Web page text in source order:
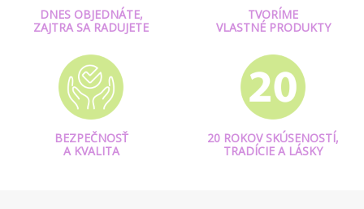
DNES OBJEDNÁTE,
ZAJTRA SA RADUJETE
TVORÍME
VLASTNÉ PRODUKTY
BEZPEČNOSŤ
A KVALITA
20 ROKOV SKÚSENOSTÍ,
TRADÍCIE A LÁSKY